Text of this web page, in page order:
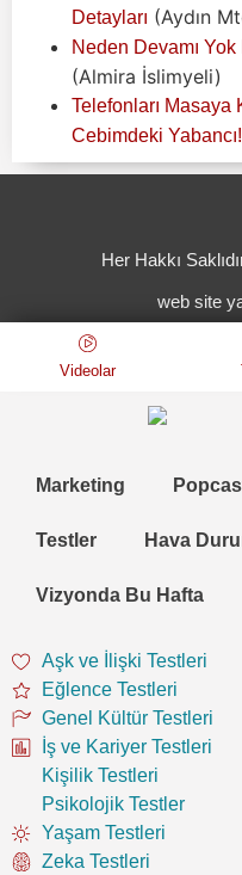
Detayları (Aydın
Neden Devamı
(Almira İslimyeli)
Telefonları Masaya
Cebimdeki Yabancı!
Her Hakkı
web site
Videolar
Marketing
Testler Hava
Vizyonda Bu Hafta
Aşk ve İlişki Testleri
Eğlence Testleri
Genel Kültür Testleri
İş ve Kariyer Testleri
Kişilik Testleri
Psikolojik Testler
Yaşam Testleri
Zeka Testleri